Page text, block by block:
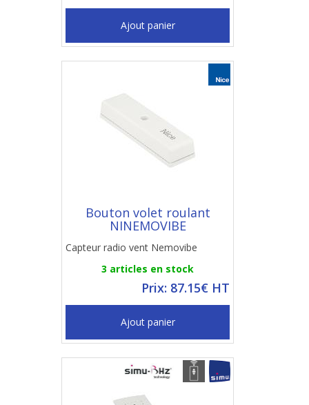
Ajout panier
Bouton volet roulant
NINEMOVIBE
Capteur radio vent Nemovibe
3 articles en stock
Prix: 87.15€ HT
Ajout panier